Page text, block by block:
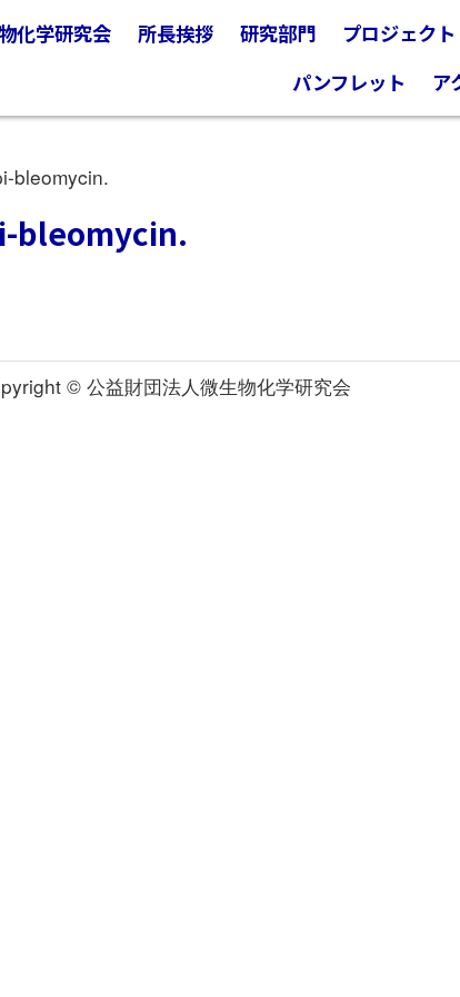
化学研究会 所長挨拶 研究部門 プロジェクト
パンフレット
ア
bleomycin.
bleomycin.
© 公益財団法人微生物化学研究会